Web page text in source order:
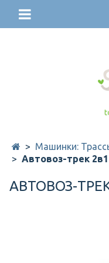
Машинки:
Автовоз-трек
АВТОВОЗ-